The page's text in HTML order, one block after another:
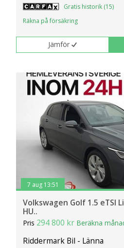
Gratis historik (15)
Räkna på försäkring
Jämför
7 aug 13:51
Volkswagen Golf 1.5 eTSI
HU..
Pris 294 800 kr Beräkna
Riddermark Bil - Länna